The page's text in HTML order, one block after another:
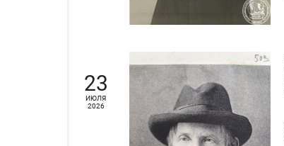
23
ИЮЛЯ
2026